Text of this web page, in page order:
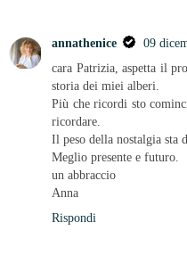
annathenice
09
cara Patrizia, aspetta il
storia dei miei alberi.
Più che ricordi sto
ricordare.
Il peso della nostalgia sta
Meglio presente e futuro.
un abbraccio
Anna
Rispondi